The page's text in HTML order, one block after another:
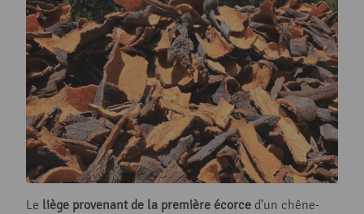
Le liège provenant de la première écorce d’un chêne-